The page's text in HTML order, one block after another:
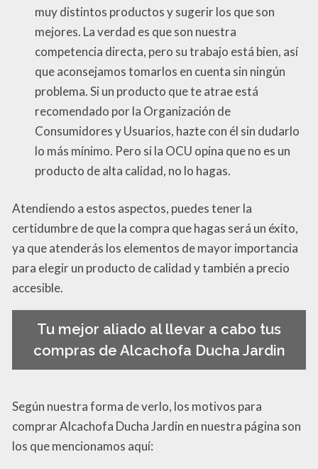
muy distintos productos y sugerir los que son
mejores. La verdad es que son nuestra
competencia directa, pero su trabajo está bien, así
que aconsejamos tomarlos en cuenta sin ningún
problema. Si un producto que te atrae está
recomendado por la Organización de
Consumidores y Usuarios, hazte con él sin dudarlo
lo más mínimo. Pero si la OCU opina que no es un
producto de alta calidad, no lo hagas.
Atendiendo a estos aspectos, puedes tener la
certidumbre de que la compra que hagas será un éxito,
ya que atenderás los elementos de mayor importancia
para elegir un producto de calidad y también a precio
accesible.
Tu mejor aliado al llevar a cabo tus
compras de Alcachofa Ducha Jardin
Según nuestra forma de verlo, los motivos para
comprar Alcachofa Ducha Jardin en nuestra página son
los que mencionamos aquí: